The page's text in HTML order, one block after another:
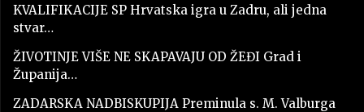
KVALIFIKACIJE SP Hrvatska igra u Zadru, ali jedna
stvar…
ŽIVOTINJE VIŠE NE SKAPAVAJU OD ŽEĐI Grad i
Županija…
ZADARSKA NADBISKUPIJA Preminula s. M. Valburga